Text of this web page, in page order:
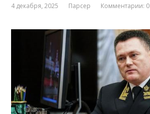
4 декабря, 2025 Парсер Комментарии: 0